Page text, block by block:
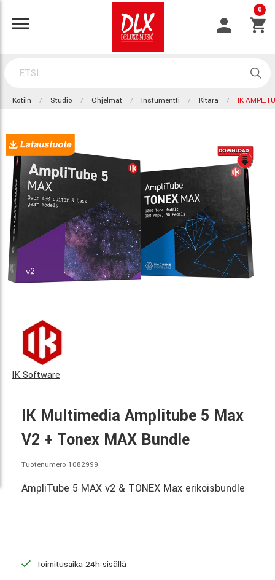
0
Kotiin Studio Ohjelmat Instumentti Kitara IK
IK Software
IK Multimedia Amplitube 5 Max
V2 + Tonex MAX Bundle
Tuotenumero 1082999
AmpliTube 5 MAX v2 & TONEX Max erikoisbundle
Toimitusaika 24h sisällä